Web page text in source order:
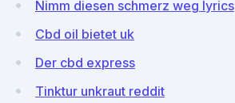
Nimm diesen schmerz weg lyrics
Cbd oil bietet uk
Der cbd express
Tinktur unkraut reddit